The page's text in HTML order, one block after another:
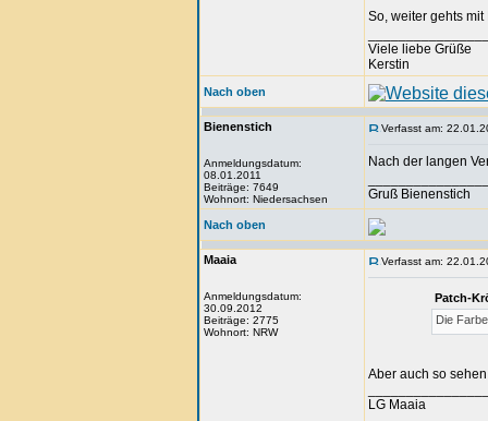
So, weiter gehts
Viele liebe Grüße
Kerstin
Nach oben
Bienenstich
Anmeldungsdatum:
08.01.2011
Beiträge: 7649
Wohnort: Niedersachsen
Verfasst am:
Nach der langen
Gruß Bienenstich
Nach oben
Maaia
Anmeldungsdatum:
30.09.2012
Beiträge: 2775
Wohnort: NRW
Verfasst am:
Patch-
Die
Aber auch so
LG Maaia